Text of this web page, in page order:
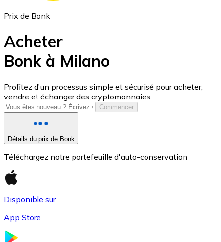
USD Coin
USDC
Prix de Bonk
Acheter
Bonk à Milano
Profitez d'un processus simple et sécurisé pour acheter,
vendre et échanger des cryptomonnaies.
Commencer
Détails du prix de Bonk
Téléchargez notre portefeuille d'auto-conservation
Disponible sur
App Store